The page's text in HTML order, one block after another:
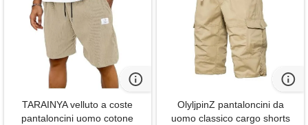
TARAINYA velluto a coste
pantaloncini uomo cotone
OlyljpinZ pantaloncini da
uomo classico cargo shorts